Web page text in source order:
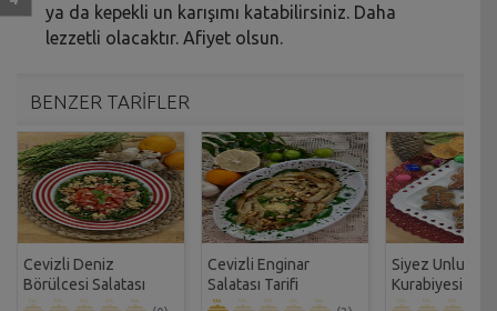
ya da kepekli un karışımı katabilirsiniz. Daha
lezzetli olacaktır. Afiyet olsun.
BENZER TARİFLER
Cevizli Deniz
Börülcesi Salatası
Tarifi
Cevizli Enginar
Salatası Tarifi
Siyez Unlu
Kurabiyesi